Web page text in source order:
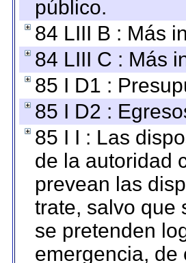
público.
84 LIII B : Más
84 LIII C : Más
85 I D1 :
85 I D2 :
85 I I : Las
de la autoridad
prevean las
trate, salvo que
se pretenden
emergencia, de